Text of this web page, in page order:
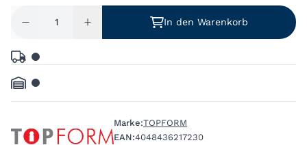
In den Warenkorb
Marke:TOPFORM
EAN:4048436217230